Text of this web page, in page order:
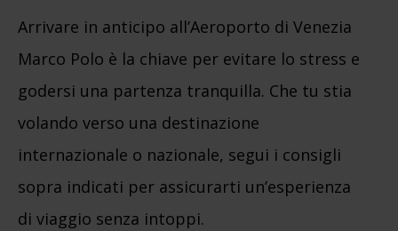
Arrivare in anticipo all’Aeroporto di Venezia
Marco Polo è la chiave per evitare lo stress e
godersi una partenza tranquilla. Che tu stia
volando verso una destinazione
internazionale o nazionale, segui i consigli
sopra indicati per assicurarti un’esperienza
di viaggio senza intoppi.